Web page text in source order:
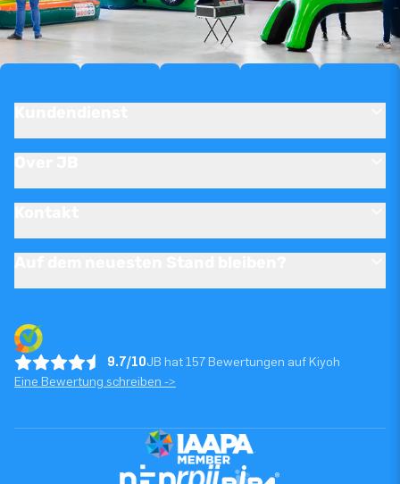
9.7/10JB hat 157 Bewertungen auf Kiyoh
Eine Bewertung schreiben ->